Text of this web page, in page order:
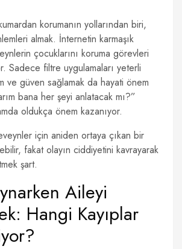
korumanın yollarından biri,
almak. İnternetin karmaşık
çocuklarını koruma görevleri
Sadece filtre uygulamaları yeterli
ve güven sağlamak da hayati önem
bana her şeyi anlatacak mı?”
oldukça önem kazanıyor.
için aniden ortaya çıkan bir
fakat olayın ciddiyetini kavrayarak
şart.
Aileyi
Hangi Kayıplar